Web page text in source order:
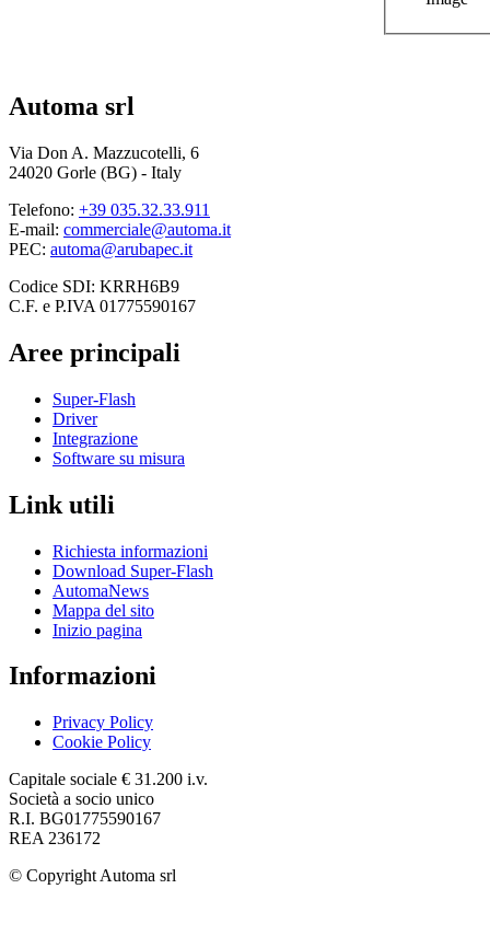
Automa srl
Via Don A. Mazzucotelli, 6
24020 Gorle (BG) - Italy
Telefono: +39 035.32.33.911
E-mail: commerciale@automa.it
PEC: automa@arubapec.it
Codice SDI: KRRH6B9
C.F. e P.IVA 01775590167
Aree principali
Super-Flash
Driver
Integrazione
Software su misura
Link utili
Richiesta informazioni
Download Super-Flash
AutomaNews
Mappa del sito
Inizio pagina
Informazioni
Privacy Policy
Cookie Policy
Capitale sociale € 31.200 i.v.
Società a socio unico
R.I. BG01775590167
REA 236172
© Copyright Automa srl